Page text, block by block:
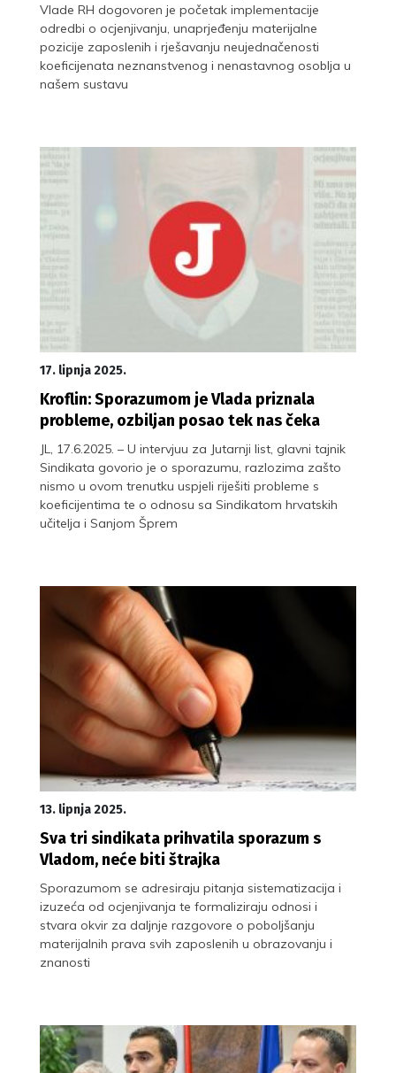
Vlade RH dogovoren je početak implementacije
odredbi o ocjenjivanju, unaprjeđenju materijalne
pozicije zaposlenih i rješavanju neujednačenosti
koeficijenata neznanstvenog i nenastavnog osoblja u
našem sustavu
17. lipnja 2025.
Kroflin: Sporazumom je Vlada priznala
probleme, ozbiljan posao tek nas čeka
JL, 17.6.2025. – U intervjuu za Jutarnji list, glavni tajnik
Sindikata govorio je o sporazumu, razlozima zašto
nismo u ovom trenutku uspjeli riješiti probleme s
koeficijentima te o odnosu sa Sindikatom hrvatskih
učitelja i Sanjom Šprem
13. lipnja 2025.
Sva tri sindikata prihvatila sporazum s
Vladom, neće biti štrajka
Sporazumom se adresiraju pitanja sistematizacija i
izuzeća od ocjenjivanja te formaliziraju odnosi i
stvara okvir za daljnje razgovore o poboljšanju
materijalnih prava svih zaposlenih u obrazovanju i
znanosti